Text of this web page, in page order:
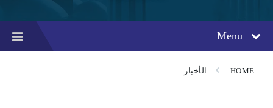
Menu
HOME الأخبار